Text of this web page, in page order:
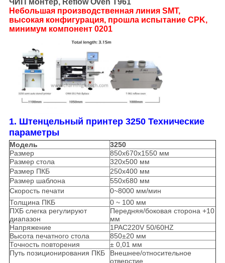
ЧИП монтер, Reflow Oven T961
Небольшая производственная линия SMT,
высокая конфигурация, прошла испытание CPK,
минимум компонент 0201
1. Штенцельный принтер 3250 Технические
параметры
Модель
3250
Размер
850x670x1550 мм
Размер стола
320x500 мм
Размер ПКБ
250х400 мм
Размер шаблона
550x680 мм
Скорость печати
0~8000 мм/мин
Толщина ПКБ
0 ~ 100 мм
ПХБ слегка регулируют
диапазон
Передняя/боковая сторона +10
мм
Напряжение
1PAC220V 50/60HZ
Высота печатного стола
850±20 мм
Точность повторения
± 0,01 мм
Путь позиционирования ПКБ
Внешнее/относительное
отверстие